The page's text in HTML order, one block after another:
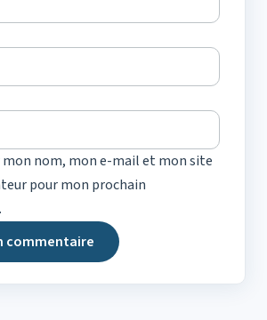
nom, mon e-mail et mon site
pour mon prochain